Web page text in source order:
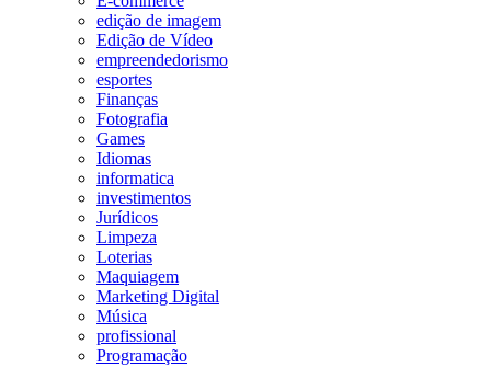
edição de imagem
Edição de Vídeo
empreendedorismo
esportes
Finanças
Fotografia
Games
Idiomas
informatica
investimentos
Jurídicos
Limpeza
Loterias
Maquiagem
Marketing Digital
Música
profissional
Programação